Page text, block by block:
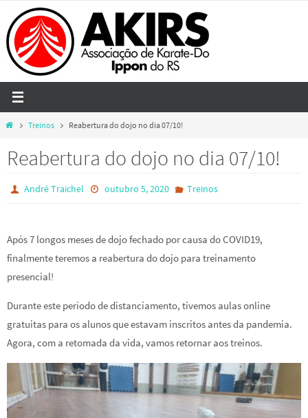
to
content
HomeTreinos Reabertura do dojo no dia 07/10!
Reabertura do dojo no dia 07/10!
André Traichel outubro 5, 2020 Treinos
Após 7 longos meses de dojo fechado por causa do COVID19,
finalmente teremos a reabertura do dojo para treinamento
presencial!
Durante este período de distanciamento, tivemos aulas online
gratuitas para os alunos que estavam inscritos antes da pandemia.
Agora, com a retomada da vida, vamos retornar aos treinos.